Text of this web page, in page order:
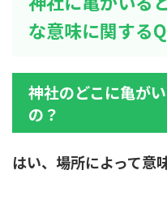
な意味に関する
神社のどこに亀が
の？
はい、場所によって意